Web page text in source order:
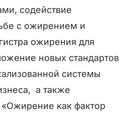
содействие
с ожирением и
ожирения для
новых стандартов
системы
а также
как фактор